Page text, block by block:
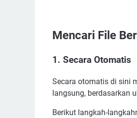
Mencari File
1. Secara Otomatis
Secara otomatis di sini
langsung, berdasarkan
Berikut langkah-